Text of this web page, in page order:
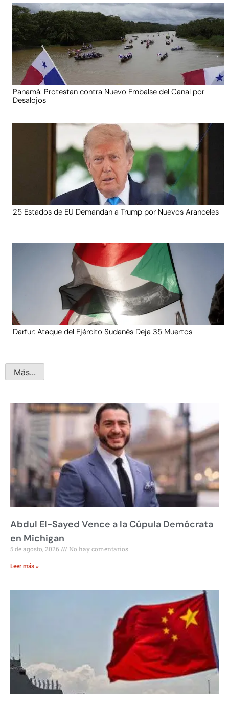
Panamá: Protestan contra Nuevo Embalse del Canal por
Desalojos
25 Estados de EU Demandan a Trump por Nuevos Aranceles
Darfur: Ataque del Ejército Sudanés Deja 35 Muertos
Más...
Abdul El-Sayed Vence a la Cúpula Demócrata
en Michigan
5 de agosto, 2026 No hay comentarios
Leer más »